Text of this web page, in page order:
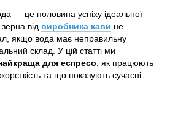
— це половина успіху ідеальної
від виробника кави не
якщо вода має неправильну
склад. У цій статті ми
для еспресо , як працюють
та що показують сучасні